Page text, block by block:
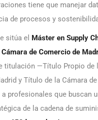
tiene que manejar
de procesos y
sitúa el
Máster en Supply
de Comercio de
titulación —Título Propio de
y Título de la Cámara
profesionales que buscan
de la cadena de